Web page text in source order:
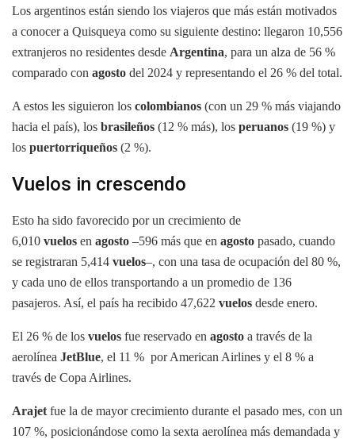
Los argentinos están siendo los viajeros que más están motivados
a conocer a Quisqueya como su siguiente destino: llegaron 10,556
extranjeros no residentes desde Argentina, para un alza de 56 %
comparado con agosto del 2024 y representando el 26 % del total.
A estos les siguieron los colombianos (con un 29 % más viajando
hacia el país), los brasileños (12 % más), los peruanos (19 %) y
los puertorriqueños (2 %).
Vuelos in crescendo
Esto ha sido favorecido por un crecimiento de
6,010 vuelos en agosto –596 más que en agosto pasado, cuando
se registraran 5,414 vuelos–, con una tasa de ocupación del 80 %,
y cada uno de ellos transportando a un promedio de 136
pasajeros. Así, el país ha recibido 47,622 vuelos desde enero.
El 26 % de los vuelos fue reservado en agosto a través de la
aerolínea JetBlue, el 11 % por American Airlines y el 8 % a
través de Copa Airlines.
Arajet fue la de mayor crecimiento durante el pasado mes, con un
107 %, posicionándose como la sexta aerolínea más demandada y